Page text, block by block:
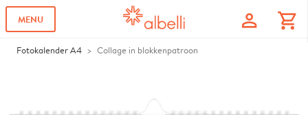
MENU profile shopping_cart
Fotokalender A4 Collage in blokkenpatroon